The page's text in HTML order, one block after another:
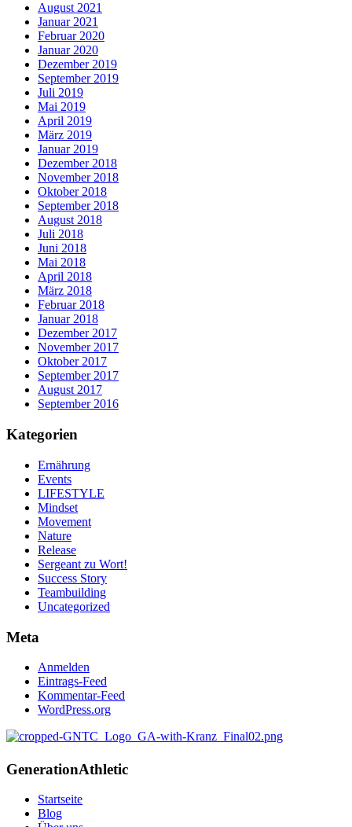
August 2021
Januar 2021
Februar 2020
Januar 2020
Dezember 2019
September 2019
Juli 2019
Mai 2019
April 2019
März 2019
Januar 2019
Dezember 2018
November 2018
Oktober 2018
September 2018
August 2018
Juli 2018
Juni 2018
Mai 2018
April 2018
März 2018
Februar 2018
Januar 2018
Dezember 2017
November 2017
Oktober 2017
September 2017
August 2017
September 2016
Kategorien
Ernährung
Events
LIFESTYLE
Mindset
Movement
Nature
Release
Sergeant zu Wort!
Success Story
Teambuilding
Uncategorized
Meta
Anmelden
Eintrags-Feed
Kommentar-Feed
WordPress.org
GenerationAthletic
Startseite
Blog